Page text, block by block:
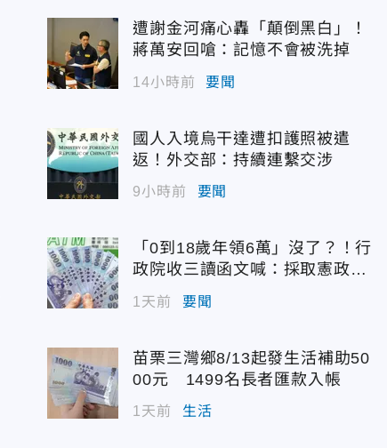
遭謝金河痛心轟「顛倒黑白」！
蔣萬安回嗆：記憶不會被洗掉
14小時前 要聞
國人入境烏干達遭扣護照被遣
返！外交部：持續連繫交涉
9小時前 要聞
「0到18歲年領6萬」沒了？！行
政院收三讀函文喊：採取憲政作
1天前 要聞
苗栗三灣鄉8/13起發生活補助50
00元 1499名長者匯款入帳
1天前 生活